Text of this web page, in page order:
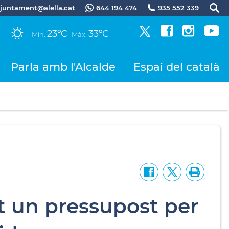
644 194 474 935 552 339
Mín. 23ºC Màx. 33ºC
Parla amb l'Alcalde Espai del català
un pressupost per